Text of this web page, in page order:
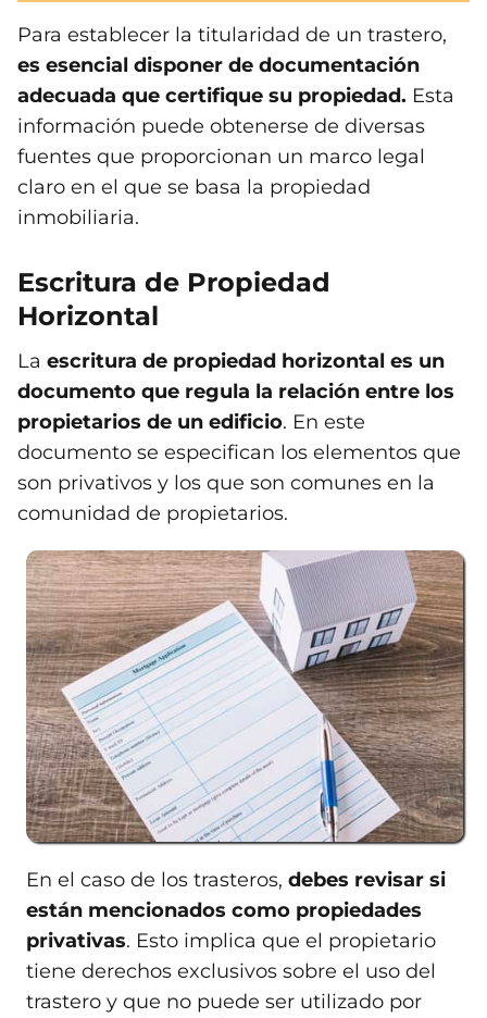
Para establecer la titularidad de un trastero,
es esencial disponer de documentación
adecuada que certifique su propiedad. Esta
información puede obtenerse de diversas
fuentes que proporcionan un marco legal
claro en el que se basa la propiedad
inmobiliaria.
Escritura de Propiedad
Horizontal
La escritura de propiedad horizontal es un
documento que regula la relación entre los
propietarios de un edificio. En este
documento se especifican los elementos que
son privativos y los que son comunes en la
comunidad de propietarios.
En el caso de los trasteros, debes revisar si
están mencionados como propiedades
privativas. Esto implica que el propietario
tiene derechos exclusivos sobre el uso del
trastero y que no puede ser utilizado por